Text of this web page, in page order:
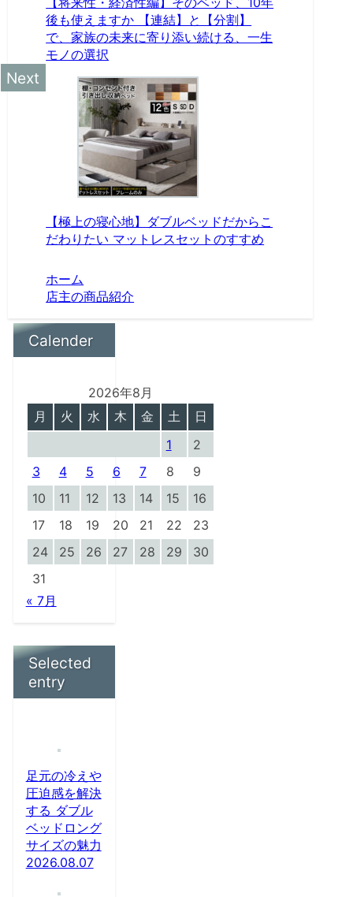
後も使えますか 【連結】と【分割】
で、家族の未来に寄り添い続ける、一生
モノの選択
【極上の寝心地】ダブルベッドだからこ
だわりたい マットレスセットのすすめ
ホーム
店主の商品紹介
Calender
2026年8月
月
火 水 木 金 土
日
1
2
3
4 5 6 7 8
9
10
11 12 13 14 15
16
17
18 19 20 21 22
23
24
25 26 27 28 29
30
31
« 7月
Selected
entry
足元の冷えや
圧迫感を解決
する ダブル
ベッドロング
サイズの魅力
2026.08.07